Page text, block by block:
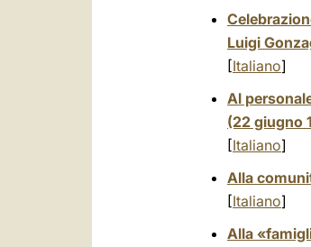
Luigi
[Italiano]
Al
(22 giugno
[Italiano]
Alla
[Italiano]
Alla